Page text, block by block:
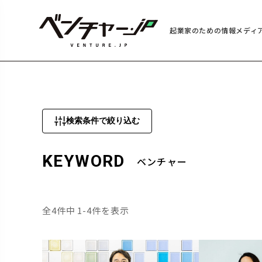
起業家のための情報メディ
検索条件で絞り込む
KEYWORD ベンチャー
全4件中 1-4件を表示